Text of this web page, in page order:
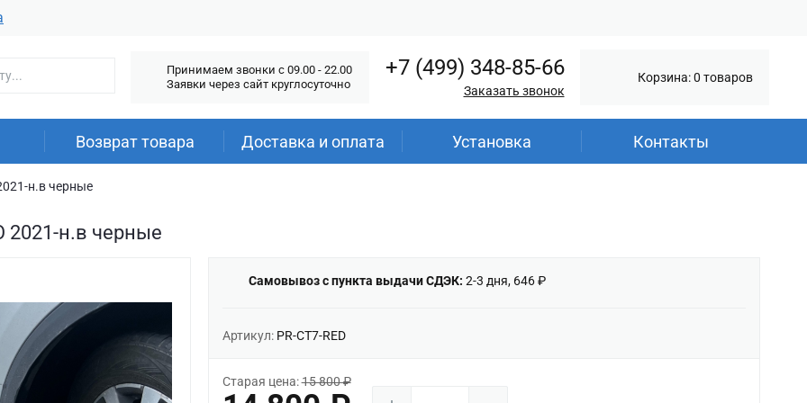
Принимаем звонки c 09.00 - 22.00
Заявки через сайт круглосуточно
+7 (499) 348-85-66
Заказать звонок
Корзина: 0 товаров
Возврат товара Доставка и оплата Установка Контакты
н.в черные
2021-н.в черные
Самовывоз с пункта выдачи СДЭК: 2-3 дня, 646 ₽
Артикул: PR-CT7-RED
Старая цена:15 800 ₽